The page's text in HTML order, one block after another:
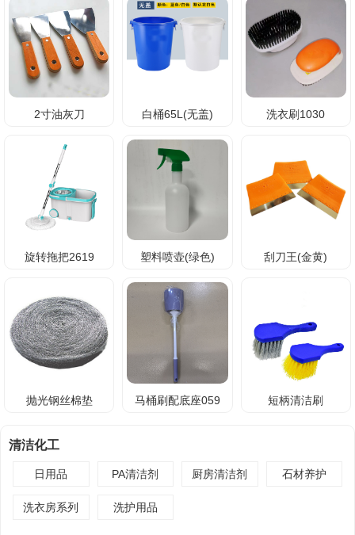
2寸油灰刀 白桶65L(无盖) 洗衣刷1030
旋转拖把2619 塑料喷壶(绿色) 刮刀王(金黄)
抛光钢丝棉垫 马桶刷配底座059 短柄清洁刷
清洁化工
日用品 PA清洁剂 厨房清洁剂 石材养护
洗衣房系列 洗护用品